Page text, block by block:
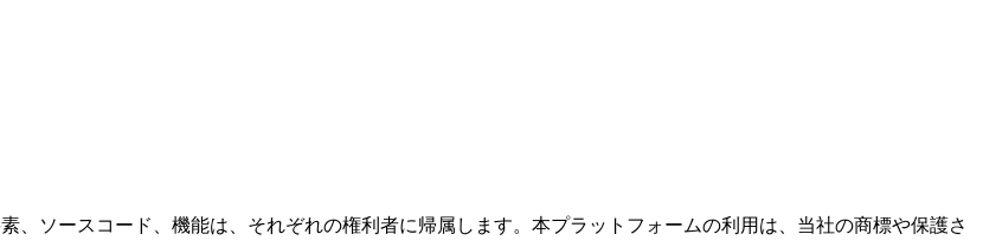
、ソースコード、機能は、それぞれの権利者に帰属します。本プラットフォームの利用は、当社の商標や保護さ